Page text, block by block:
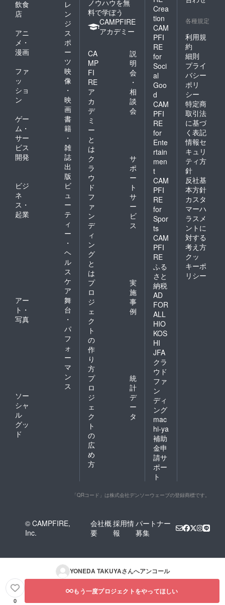
飲食
店
レ
ン
ジ
アニ
メ・
漫画
ス
ポ
ー
ツ
ファ
ッ
ショ
ン
映
像
・
映
画
ゲー
ム・
サー
ビス
開発
書
籍
・
雑
誌
出
版
ビジ
ネ
ス・
起業
ビ
ュ
ー
テ
ィ
ー
・
ヘ
ル
ス
ケ
ア
アー
ト・
写真
舞
台
・
パ
フ
ォ
ー
マ
ン
ス
ソー
シャ
ル
グッ
ド
ノウハウを無
料で学ぼう
CAMPFIRE
アカデミー
CA
MP
FI
RE
ア
カ
デ
ミ
ー
と
は
説
明
会
・
相
談
会
ク
ラ
ウ
ド
フ
ァ
ン
デ
ィ
ン
グ
と
は
サ
ポ
ー
ト
サ
ー
ビ
ス
プ
ロ
ジ
ェ
ク
ト
の
作
り
方
実
施
事
例
プ
ロ
ジ
ェ
ク
ト
の
広
め
方
統
計
デ
ー
タ
Crea
tion
CAM
PFI
RE
for
Soci
al
Goo
d
CAM
PFI
RE
for
Ente
rtain
men
t
CAM
PFI
RE
for
Spor
ts
CAM
PFI
RE
ふる
さと
納税
AD
FOR
ALL
HIO
KOS
HI
JFA
クラ
ウド
ファ
ン
ディ
ング
mac
hi-ya
補助
金申
請サ
ポー
ト
各種規定
利用規
約
細則
プライ
バシー
ポリ
シー
特定商
取引法
に基づ
く表記
情報セ
キュリ
ティ方
針
反社基
本方針
カスタ
マーハ
ラスメ
ントに
対する
考え方
クッ
キーポ
リシー
「QRコード」は株式会社デンソーウェーブの登録商標です。
© CAMPFIRE,
Inc.
会社概
要
採用情
報
パートナー
募集
YONEDA TAKUYAさんへアンコール
0
もう一度プロジェクトをやってほしい